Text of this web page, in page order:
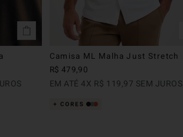
Camisa ML Malha Just Stretch
R$ 479,90
EM ATÉ 4X R$ 119,97 SEM JUROS